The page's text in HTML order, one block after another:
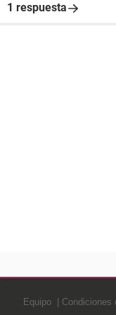
1 respuesta
Equipo Condiciones